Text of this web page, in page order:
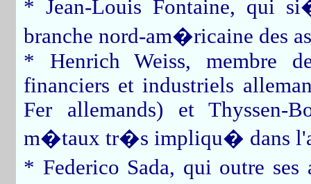
* Jean-Louis Fontaine, qui
branche nord-am�ricaine des
* Henrich Weiss, membre
financiers et industriels
Fer allemands) et Thyssen-
m�taux tr�s impliqu� dans
* Federico Sada, qui outre